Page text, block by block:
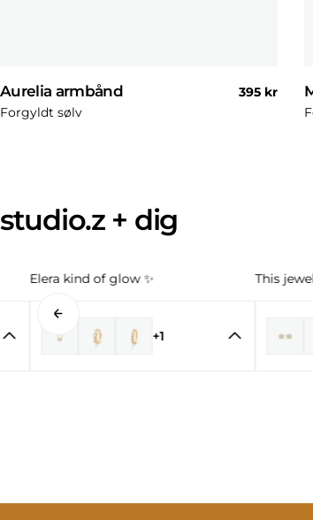
Aurelia armbånd
Normal
395 kr
Forgyldt sølv
studio.z + dig
Elera kind of glow ✨
+1
This